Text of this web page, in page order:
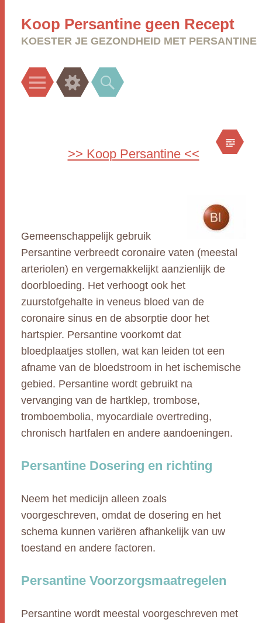
Koop Persantine geen Recept
KOESTER JE GEZONDHEID MET PERSANTINE
Menu Widgets Search
>> Koop Persantine <<
Gemeenschappelijk gebruik
Persantine verbreedt coronaire vaten (meestal
arteriolen) en vergemakkelijkt aanzienlijk de
doorbloeding. Het verhoogt ook het
zuurstofgehalte in veneus bloed van de
coronaire sinus en de absorptie door het
hartspier. Persantine voorkomt dat
bloedplaatjes stollen, wat kan leiden tot een
afname van de bloedstroom in het ischemische
gebied. Persantine wordt gebruikt na
vervanging van de hartklep, trombose,
tromboembolia, myocardiale overtreding,
chronisch hartfalen en andere aandoeningen.
Persantine Dosering en richting
Neem het medicijn alleen zoals
voorgeschreven, omdat de dosering en het
schema kunnen variëren afhankelijk van uw
toestand en andere factoren.
Persantine Voorzorgsmaatregelen
Persantine wordt meestal voorgeschreven met